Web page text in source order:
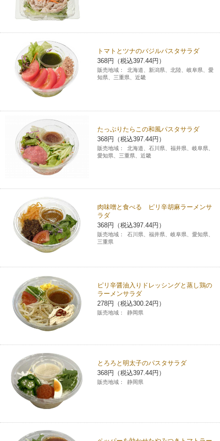
トマトとツナのバジルパスタサラダ
368円（税込397.44円）
販売地域：
北海道、新潟県、北陸、岐阜県、愛
知県、三重県、近畿
たっぷりたらこの和風パスタサラダ
368円（税込397.44円）
販売地域：
北海道、石川県、福井県、岐阜県、
愛知県、三重県、近畿
肉味噌と食べる ピリ辛胡麻ラーメンサ
ラダ
368円（税込397.44円）
販売地域：
石川県、福井県、岐阜県、愛知県、
三重県
ピリ辛醤油入りドレッシングと蒸し鶏の
ラーメンサラダ
278円（税込300.24円）
販売地域： 静岡県
とろろと明太子のパスタサラダ
368円（税込397.44円）
販売地域： 静岡県